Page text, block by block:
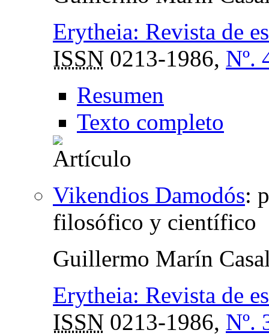
Erytheia: Revista de
ISSN 0213-1986, Nº.
Resumen
Texto completo
Vikendios Damodós:
filosófico y científico
Guillermo Marín
Erytheia: Revista de
ISSN 0213-1986, Nº.